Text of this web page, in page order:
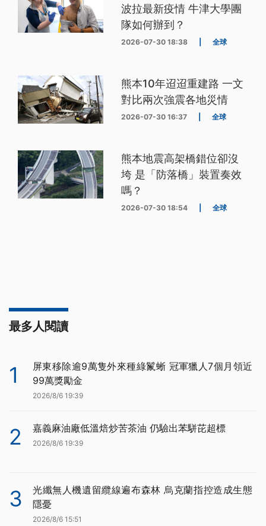
波拉最新疫情 牛津大學團
隊如何辦到？
2026-07-30 18:38 全球
熊本10年迢迢重建路 一文
對比兩次強震各地災情
2026-07-30 16:37 全球
熊本地震高架橋錯位卻沒
垮 是「防落橋」裝置奏效
嗎？
2026-07-30 18:54 全球
最多人閱讀
1
屏東移除逾9萬隻外來種綠鬣蜥 冠軍獵人7個月領近
99萬獎勵金
2026/8/6 19:39
2 嘉義麻油廠低溫焙炒苦茶油 仍驗出苯駢芘超標
2026/8/6 19:39
3
光纖無人機遺留纜線遍布森林 烏克蘭指控造成生態
隱憂
2026/8/6 15:51